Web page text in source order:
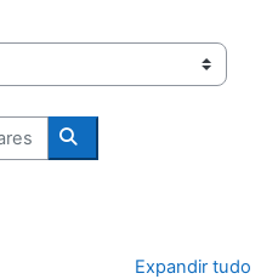
Buscar Componentes
Expandir tudo